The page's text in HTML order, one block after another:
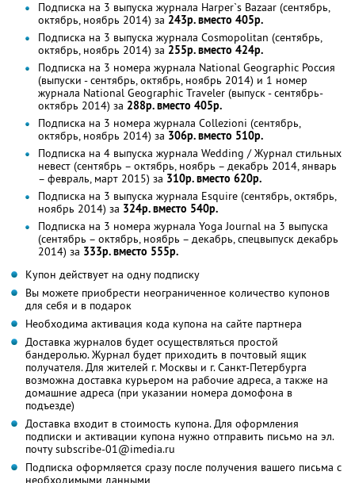
Подписка на 3 выпуска журнала Harper`s Bazaar (сентябрь,
октябрь, ноябрь 2014) за 243р. вместо 405р.
Подписка на 3 выпуска журнала Cosmopolitan (сентябрь,
октябрь, ноябрь 2014) за 255р. вместо 424р.
Подписка на 3 номера журнала National Geographic Россия
(выпуски - сентябрь, октябрь, ноябрь 2014) и 1 номер
журнала National Geographic Traveler (выпуск - сентябрь-
октябрь 2014) за 288р. вместо 405р.
Подписка на 3 номера журнала Collezioni (сентябрь,
октябрь, ноябрь 2014) за 306р. вместо 510р.
Подписка на 4 выпуска журнала Wedding / Журнал стильных
невест (сентябрь – октябрь, ноябрь – декабрь 2014, январь
– февраль, март 2015) за 310р. вместо 620р.
Подписка на 3 выпуска журнала Esquire (сентябрь, октябрь,
ноябрь 2014) за 324р. вместо 540р.
Подписка на 3 номера журнала Yoga Journal на 3 выпуска
(сентябрь – октябрь, ноябрь – декабрь, спецвыпуск декабрь
2014) за 333р. вместо 555р.
Купон действует на одну подписку
Вы можете приобрести неограниченное количество купонов
для себя и в подарок
Необходима активация кода купона на сайте партнера
Доставка журналов будет осуществляться простой
бандеролью. Журнал будет приходить в почтовый ящик
получателя. Для жителей г. Москвы и г. Санкт-Петербурга
возможна доставка курьером на рабочие адреса, а также на
домашние адреса (при указании номера домофона в
подъезде)
Доставка входит в стоимость купона. Для оформления
подписки и активации купона нужно отправить письмо на эл.
почту subscribe-01@imedia.ru
Подписка оформляется сразу после получения вашего письма с
необходимыми данными